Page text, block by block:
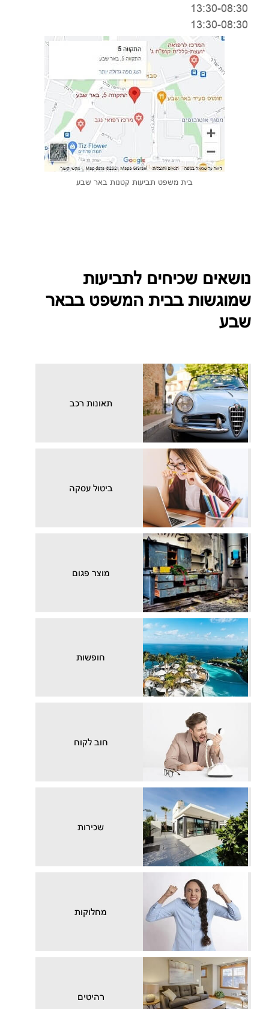
13:30-08:30
13:30-08:30
בית משפט תביעות קטנות באר שבע
נושאים שכיחים לתביעות
שמוגשות בבית המשפט בבאר
שבע
תאונות רכב
ביטול עסקה
מוצר פגום
חופשות
חוב לקוח
שכירות
מחלוקות
רהיטים